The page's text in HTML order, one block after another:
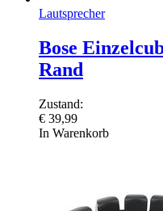
Lautsprecher
Bose
Rand
Zustand:
€ 39,99
In Warenkorb